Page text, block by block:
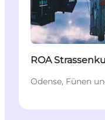
ROA
Odense, Fünen